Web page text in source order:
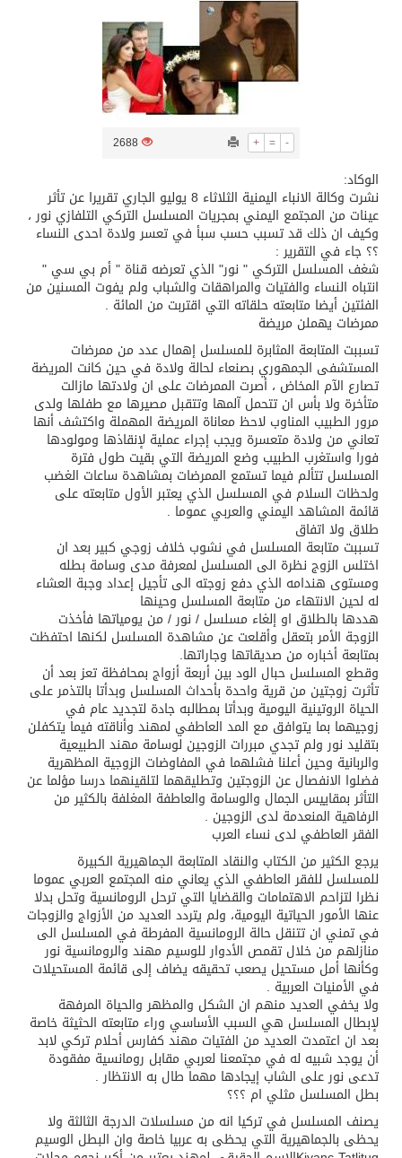
ثلة من الضابطات في الجييش الكويتي
كسوة الكعبة تعتلي البيت العتيق
+ = -
2688
الوكاد:
نشرت وكالة الانباء اليمنية الثلاثاء 8 يوليو الجاري تقريرا عن تأثر
عينات من المجتمع اليمني بمجريات المسلسل التركي التلفازي نور ،
وكيف ان ذلك قد تسبب حسب سبأ في تعسر ولادة احدى النساء
؟؟ جاء في التقرير :
شغف المسلسل التركي " نور" الذي تعرضه قناة " أم بي سي "
انتباه النساء والفتيات والمراهقات والشباب ولم يفوت المسنين من
الفئتين أيضا متابعته حلقاته التي اقتربت من المائة .
ممرضات يهملن مريضة
تسببت المتابعة المثابرة للمسلسل إهمال عدد من ممرضات
المستشفى الجمهوري بصنعاء لحالة ولادة في حين كانت المريضة
تصارع الآم المخاض ، أصرت الممرضات على ان ولادتها مازالت
متأخرة ولا بأس ان تتحمل آلمها وتتقبل مصيرها مع طفلها ولدى
مرور الطبيب المناوب لاحظ معاناة المريضة المهملة واكتشف أنها
تعاني من ولادة متعسرة ويجب إجراء عملية لإنقاذها ومولودها
فورا واستغرب الطبيب وضع المريضة التي بقيت طول فترة
المسلسل تتألم فيما تستمع الممرضات بمشاهدة ساعات الغضب
ولحظات السلام في المسلسل الذي يعتبر الأول متابعته على
قائمة المشاهد اليمني والعربي عموما .
طلاق ولا اتفاق
تسببت متابعة المسلسل في نشوب خلاف زوجي كبير بعد ان
اختلس الزوج نظرة الى المسلسل لمعرفة مدى وسامة بطله
ومستوى هندامه الذي دفع زوجته الى تأجيل إعداد وجبة العشاء
له لحين الانتهاء من متابعة المسلسل وحينها
هددها بالطلاق او إلغاء مسلسل / نور / من يومياتها فأخذت
الزوجة الأمر بتعقل وأقلعت عن مشاهدة المسلسل لكنها احتفظت
بمتابعة أخباره من صديقاتها وجاراتها.
وقطع المسلسل حبال الود بين أربعة أزواج بمحافظة تعز بعد أن
تأثرت زوجتين من قرية واحدة بأحداث المسلسل وبدأتا بالتذمر على
الحياة الروتينية اليومية وبدأتا بمطالبه جادة لتجديد عام في
زوجيهما بما يتوافق مع المد العاطفي لمهند وأناقته فيما يتكفلن
بتقليد نور ولم تجدي مبررات الزوجين لوسامة مهند الطبيعية
والربانية وحين أعلنا فشلهما في المفاوضات الزوجية المظهرية
فضلوا الانفصال عن الزوجتين وتطليقهما لتلقينهما درسا مؤلما عن
التأثر بمقاييس الجمال والوسامة والعاطفة المغلفة بالكثير من
الرفاهية المنعدمة لدى الزوجين .
الفقر العاطفي لدى نساء العرب
يرجع الكثير من الكتاب والنقاد المتابعة الجماهيرية الكبيرة
للمسلسل للفقر العاطفي الذي يعاني منه المجتمع العربي عموما
نظرا لتزاحم الاهتمامات والقضايا التي ترحل الرومانسية وتحل بدلا
عنها الأمور الحياتية اليومية، ولم يتردد العديد من الأزواج والزوجات
في تمني ان تتنقل حالة الرومانسية المفرطة في المسلسل الى
منازلهم من خلال تقمص الأدوار للوسيم مهند والرومانسية نور
وكأنها أمل مستحيل يصعب تحقيقه يضاف إلى قائمة المستحيلات
في الأمنيات العربية .
ولا يخفي العديد منهم ان الشكل والمظهر والحياة المرفهة
لإبطال المسلسل هي السبب الأساسي وراء متابعته الحثيثة خاصة
بعد ان اعتمدت العديد من الفتيات مهند كفارس أحلام تركي لابد
أن يوجد شبيه له في مجتمعنا لعربي مقابل رومانسية مفقودة
تدعى نور على الشاب إيجادها مهما طال به الانتظار .
بطل المسلسل مثلي ام ؟؟؟
يصنف المسلسل في تركيا انه من مسلسلات الدرجة الثالثة ولا
يحظى بالجماهيرية التي يحظى به عربيا خاصة وان البطل الوسيم